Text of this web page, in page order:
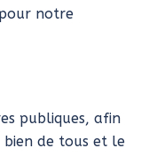
notre
publiques, afin
bien de tous et le